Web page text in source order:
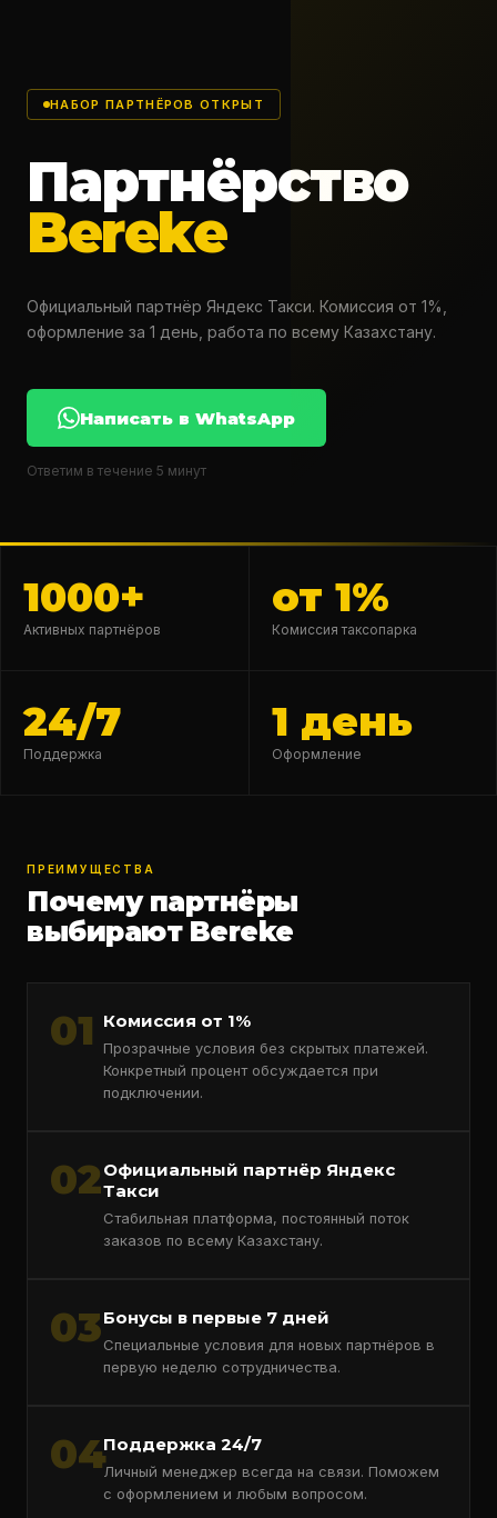
НАБОР ПАРТНЁРОВ ОТКРЫТ
Партнёрство
Bereke
Официальный партнёр Яндекс Такси. Комиссия от 1%,
оформление за 1 день, работа по всему Казахстану.
Написать в WhatsApp
Ответим в течение 5 минут
1000+
Активных партнёров
от 1%
Комиссия таксопарка
24/7
Поддержка
1 день
Оформление
ПРЕИМУЩЕСТВА
Почему партнёры
выбирают Bereke
01 Комиссия от 1%
Прозрачные условия без скрытых платежей.
Конкретный процент обсуждается при
подключении.
02Официальный партнёр Яндекс
Такси
Стабильная платформа, постоянный поток
заказов по всему Казахстану.
03Бонусы в первые 7 дней
Специальные условия для новых партнёров в
первую неделю сотрудничества.
04Поддержка 24/7
Личный менеджер всегда на связи. Поможем
с оформлением и любым вопросом.